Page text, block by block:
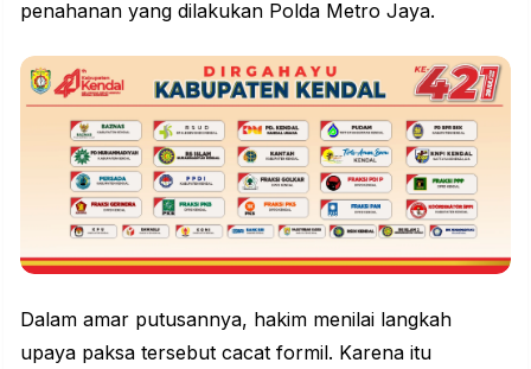
penahanan yang dilakukan Polda Metro Jaya.
Dalam amar putusannya, hakim menilai langkah
upaya paksa tersebut cacat formil. Karena itu